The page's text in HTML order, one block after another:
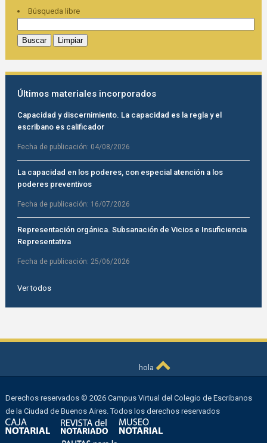
Búsqueda libre
Últimos materiales incorporados
Capacidad y discernimiento. La capacidad es la regla y el
escribano es calificador
Fecha de publicación: 04/08/2026
La capacidad en los poderes, con especial atención a los
poderes preventivos
Fecha de publicación: 16/07/2026
Representación orgánica. Subsanación de Vicios e Insuficiencia
Representativa
Fecha de publicación: 25/06/2026
Ver todos
hola
Derechos reservados © 2026 Campus Virtual del Colegio de Escribanos
de la Ciudad de Buenos Aires. Todos los derechos reservados